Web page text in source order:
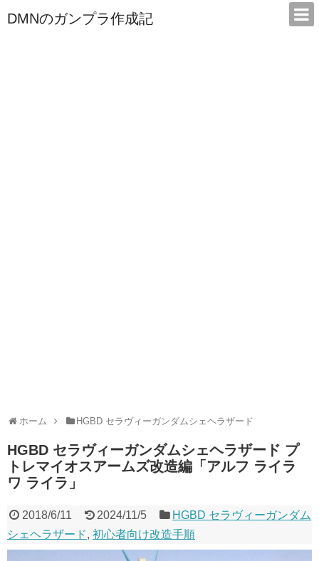
DMNのガンプラ作成記
ホーム HGBD セラヴィーガンダムシェヘラザード
HGBD セラヴィーガンダムシェヘラザード プ
トレマイオスアームズ改造編「アルフ ライラ
ワ ライラ」
2018/6/11 2024/11/5
HGBD セラヴィーガンダム
シェヘラザード, 初心者向け改造手順